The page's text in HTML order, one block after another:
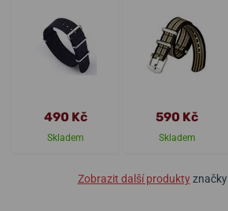
490 Kč
Skladem
590 Kč
Skladem
Zobrazit další produktyznačky